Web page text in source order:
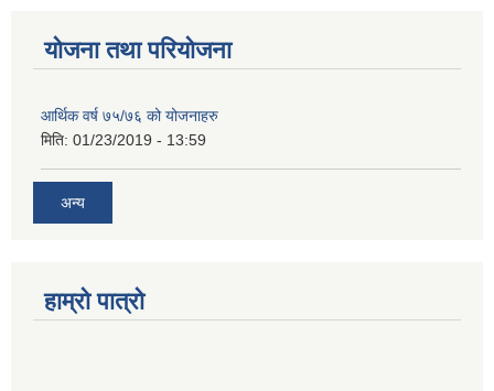
योजना तथा परियोजना
आर्थिक वर्ष ७५/७६ को योजनाहरु
मिति: 01/23/2019 - 13:59
अन्य
हाम्रो पात्रो